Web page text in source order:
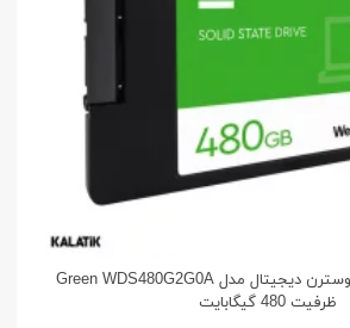
اس اس دی اینترنال وسترن دیجیتال مدل Green WDS480G2G0A
ظرفیت 480 گیگابایت